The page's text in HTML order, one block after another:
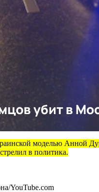
моделью Анной
в политика.
YouTube.com